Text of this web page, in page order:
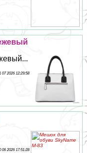
07 2026 12:29:58
06 2026 17:51:28